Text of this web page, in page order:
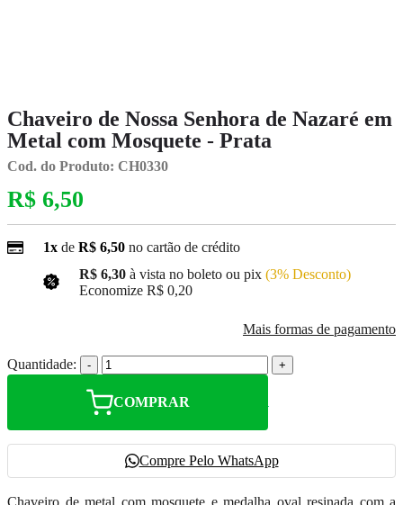
Chaveiro de Nossa Senhora de Nazaré em
Metal com Mosquete - Prata
Cod. do Produto: CH0330
R$ 6,50
1x de R$ 6,50 no cartão de crédito
R$ 6,30 à vista no boleto ou pix (3% Desconto)
Economize R$ 0,20
Mais formas de pagamento
Quantidade: - +
COMPRAR
Compre Pelo WhatsApp
Chaveiro de metal com mosquete e medalha oval resinada com a